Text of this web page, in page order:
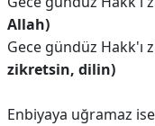
Allah)
Gece gündüz Hakk'ı
zikretsin, dilin)
Enbiyaya uğramaz